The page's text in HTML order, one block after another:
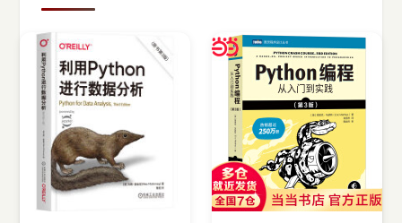
系统编程
新兴语言
预订书籍